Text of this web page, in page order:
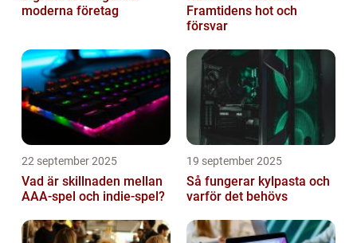
moderna företag
Framtidens hot och
försvar
22 september 2025
Vad är skillnaden mellan
AAA-spel och indie-spel?
19 september 2025
Så fungerar kylpasta och
varför det behövs